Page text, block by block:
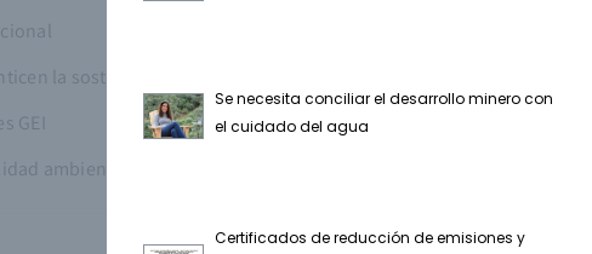
la sostenibilidad de las inversiones
GEI
ambiental corporativa
Se necesita conciliar el desarrollo minero con
el cuidado del agua
Certificados de reducción de emisiones y